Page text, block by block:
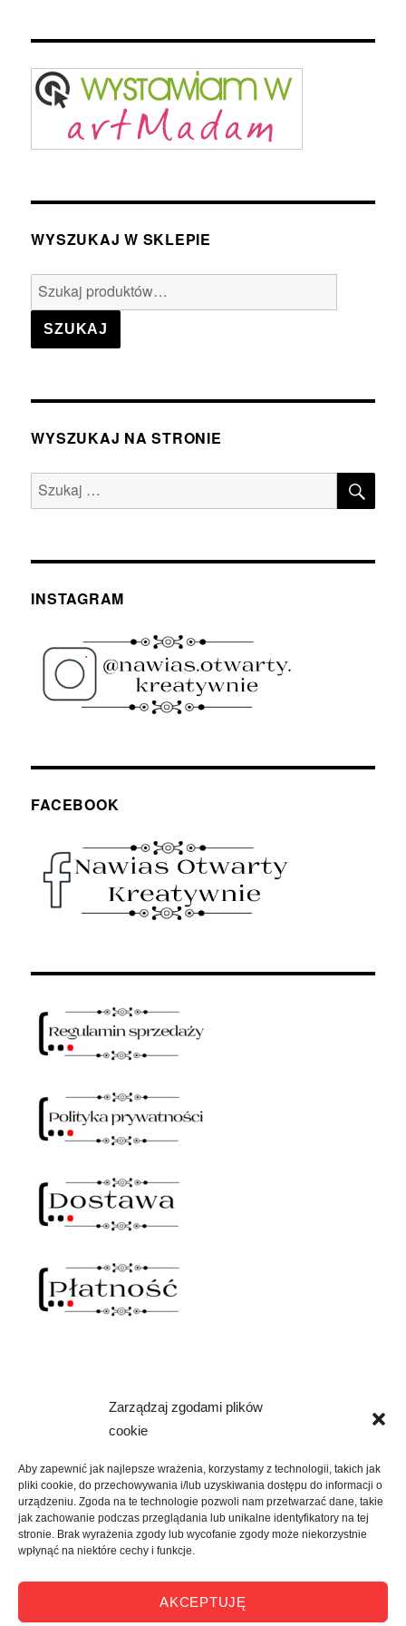
Zarządzaj zgodami plików
cookie
Aby zapewnić jak najlepsze wrażenia, korzystamy z technologii, takich jak
pliki cookie, do przechowywania i/lub uzyskiwania dostępu do informacji o
urządzeniu. Zgoda na te technologie pozwoli nam przetwarzać dane, takie
jak zachowanie podczas przeglądania lub unikalne identyfikatory na tej
stronie. Brak wyrażenia zgody lub wycofanie zgody może niekorzystnie
wpłynąć na niektóre cechy i funkcje.
AKCEPTUJĘ
WYSZUKAJ W SKLEPIE
Szukaj:
SZUKAJ
WYSZUKAJ NA STRONIE
Szukaj:
INSTAGRAM
FACEBOOK
NAWIAS OTWARTY
SKLEP
menu
potomne
KREATYWNIE
rozwiń
menu
potomne
KULTURALNIE
rozwiń
potomne